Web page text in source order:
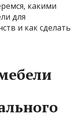
какими
для
и как сделать